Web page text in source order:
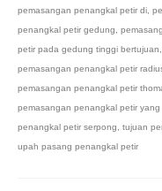
pemasangan penangkal petir di
penangkal petir gedung
petir pada gedung tinggi bertujuan
pemasangan penangkal petir
pemasangan penangkal petir
pemasangan penangkal petir yang
penangkal petir serpong
tujuan
upah pasang penangkal petir